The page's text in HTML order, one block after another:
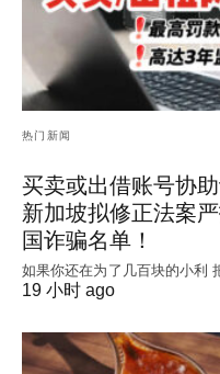
热门新闻
买卖或出借账号协
新加坡拟修正法案
国诈骗名单！
如果你还在为了几百块的小利
19 小时 ago